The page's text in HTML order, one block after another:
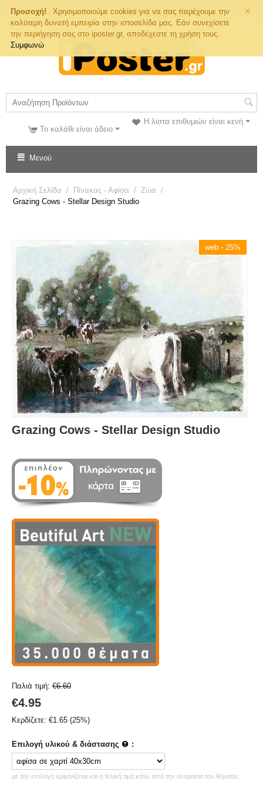
×
Προσοχή!
Χρησιμοποιούμε cookies για να σας παρέχουμε την
καλύτερη δυνατή εμπειρία στην ιστοσελίδα μας. Εάν συνεχίσετε
την περιήγηση σας στο iposter.gr, αποδέχεστε τη χρήση τους.
Συμφωνώ
Τηλ. Παραγγελιών
Η λίστα επιθυμιών είναι κενή
Το καλάθι είναι άδειο
Μενού
Αρχική Σελίδα / Πίνακας - Αφίσα / Ζώα /
Grazing Cows - Stellar Design Studio
web - 25%
Grazing Cows - Stellar Design Studio
Παλιά τιμή: €6.60
€4.95
Κερδίζετε: €1.65 (25%)
Επιλογή υλικού & διάστασης :
με την επιλογή εμφανίζεται και η τελική τιμή κάτω από την ονομασία του θέματος